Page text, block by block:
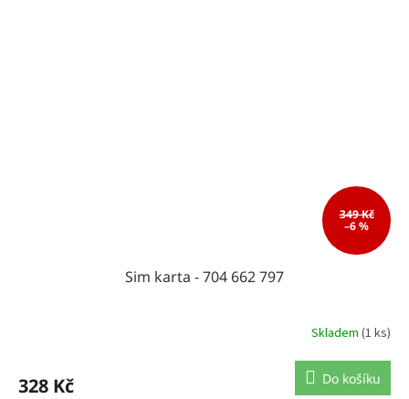
349 Kč
–6 %
Sim karta - 704 662 797
Skladem (1 ks)
328 Kč Do košíku